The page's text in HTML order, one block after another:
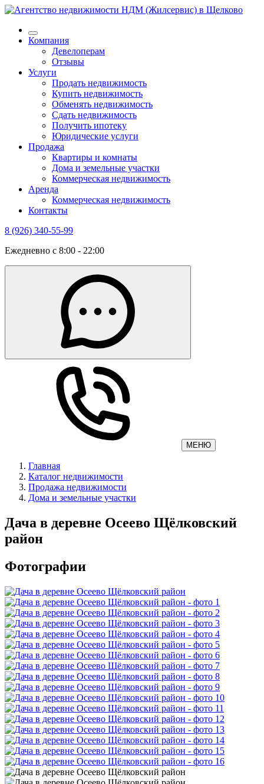
Компания
Девелоперам
Отзывы
Услуги
Продать недвижимость
Купить недвижимость
Обменять недвижимость
Сдать недвижимость
Получить ипотеку
Юридические услуги
Продажа
Квартиры и комнаты
Дома и земельные участки
Коммерческая недвижимость
Аренда
Коммерческая недвижимость
Контакты
8 (926) 340-55-99
Ежедневно с 8:00 - 22:00
МЕНЮ
Главная
Каталог недвижимости
Продажа недвижимости
Дома и земельные участки
Дача в деревне Осеево Щёлковский
район
Фотографии